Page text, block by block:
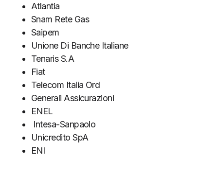
Atlantia
Snam Rete Gas
Saipem
Unione Di Banche Italiane
Tenaris S.A
Fiat
Telecom Italia Ord
Generali Assicurazioni
ENEL
Intesa-Sanpaolo
Unicredito SpA
ENI